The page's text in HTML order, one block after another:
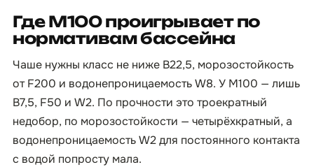
Где М100 проигрывает по
нормативам бассейна
Чаше нужны класс не ниже B22,5, морозостойкость
от F200 и водонепроницаемость W8. У М100 — лишь
B7,5, F50 и W2. По прочности это троекратный
недобор, по морозостойкости — четырёхкратный, а
водонепроницаемость W2 для постоянного контакта
с водой попросту мала.